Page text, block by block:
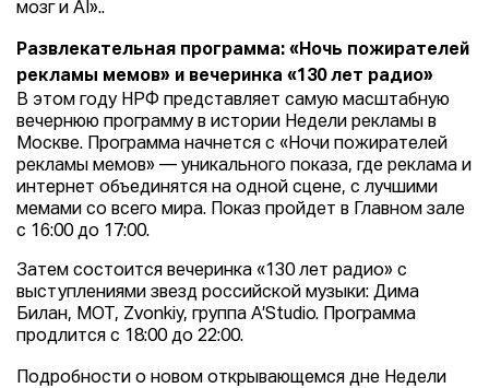
мозг и AI»..
Развлекательная программа: «Ночь пожирателей
рекламы мемов» и вечеринка «130 лет радио»
В этом году НРФ представляет самую масштабную
вечернюю программу в истории Недели рекламы в
Москве. Программа начнется с «Ночи пожирателей
рекламы мемов» — уникального показа, где реклама и
интернет объединятся на одной сцене, с лучшими
мемами со всего мира. Показ пройдет в Главном зале
с 16:00 до 17:00.
Затем состоится вечеринка «130 лет радио» с
выступлениями звезд российской музыки: Дима
Билан, МОТ, Zvonkiy, группа A’Studio. Программа
продлится с 18:00 до 22:00.
Подробности о новом открывающемся дне Недели